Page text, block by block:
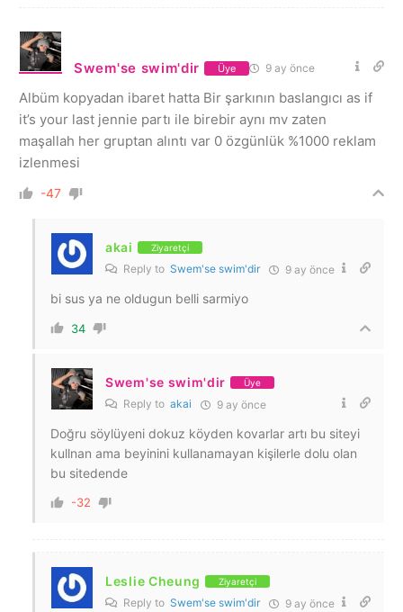
Swem'se swim'dir Üye 9 ay önce
Albüm kopyadan ibaret hatta Bir şarkının baslangıcı as if
it’s your last jennie partı ile birebir aynı mv zaten
maşallah her gruptan alıntı var 0 özgünlük %1000 reklam
izlenmesi
-47
akai Ziyaretçi
Reply to Swem'se swim'dir 9 ay önce
bi sus ya ne oldugun belli sarmiyo
34
Swem'se swim'dir Üye
Reply to akai 9 ay önce
Doğru söylüyeni dokuz köyden kovarlar artı bu siteyi
kullnan ama beyinini kullanamayan kişilerle dolu olan
bu sitedende
-32
Leslie Cheung Ziyaretçi
Reply to Swem'se swim'dir 9 ay önce